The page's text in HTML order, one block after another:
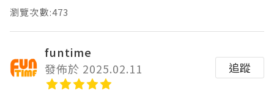
瀏覽次數:473
funtime
發佈於 2025.02.11
追蹤